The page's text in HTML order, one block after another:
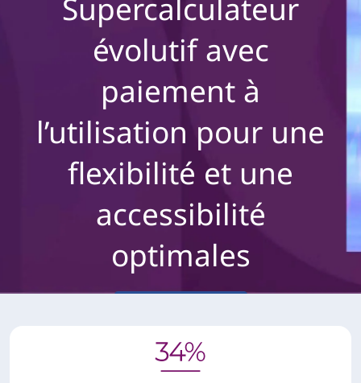
Supercalculateur
évolutif avec
paiement à
l’utilisation pour une
flexibilité et une
accessibilité
optimales